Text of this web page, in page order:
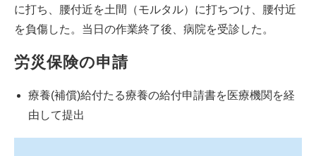
に打ち、腰付近を土間（モルタル）に打ちつけ、腰付近
を負傷した。当日の作業終了後、病院を受診した。
労災保険の申請
療養(補償)給付たる療養の給付申請書を医療機関を経
由して提出